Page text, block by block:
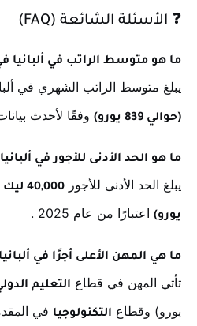
❓ الأسئلة الشائعة (FAQ)
ما هو متوسط الراتب في ألبانيا في
يبلغ متوسط الراتب الشهري في
(حوالي 839 يورو) وفقًا لأحدث بيانات
ما هو الحد الأدنى للأجور في
يبلغ الحد الأدنى للأجور
يورو) اعتبارًا من عام 2025 .
ما هي المهن الأعلى أجرًا في
تأتي المهن في قطاع التعليم
يورو) وقطاع التكنولوجيا في